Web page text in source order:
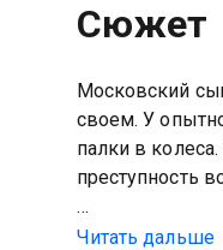
Сюжет
Московский
своем. У
палки в
преступность
Посмотреть
Читать дальше